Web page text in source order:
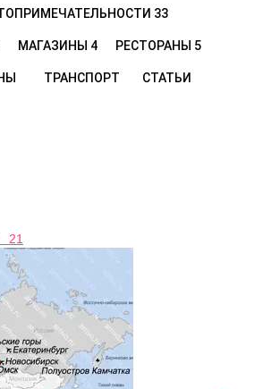
33
МАГАЗИНЫ 4 РЕСТОРАНЫ 5
ТРАНСПОРТ СТАТЬИ
21